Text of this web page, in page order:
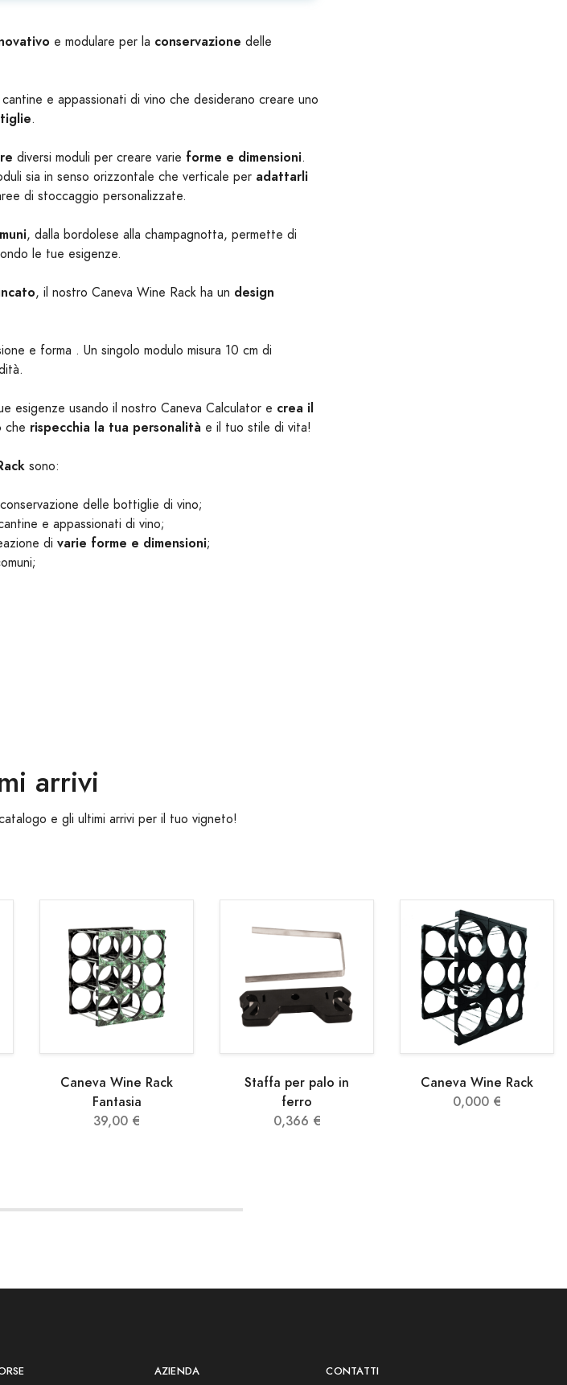
e modulare per la conservazione delle
e appassionati di vino che desiderano creare uno
.
diversi moduli per creare varie forme e dimensioni.
sia in senso orizzontale che verticale per adattarli
di stoccaggio personalizzate.
, dalla bordolese alla champagnotta, permette di
le tue esigenze.
, il nostro Caneva Wine Rack ha un design
e forma . Un singolo modulo misura 10 cm di
esigenze usando il nostro Caneva Calculator e crea il
che rispecchia la tua personalità e il tuo stile di vita!
sono:
delle bottiglie di vino;
e appassionati di vino;
di varie forme e dimensioni;
arrivi
e gli ultimi arrivi per il tuo vigneto!
Caneva Wine Rack
Fantasia
39,00 €
Staffa per palo in
ferro
0,366 €
Caneva Wine Rack
0,000 €
AZIENDA CONTATTI